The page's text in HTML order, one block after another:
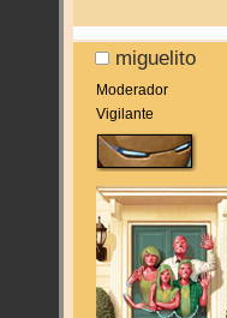
miguelito
Moderador
Vigilante